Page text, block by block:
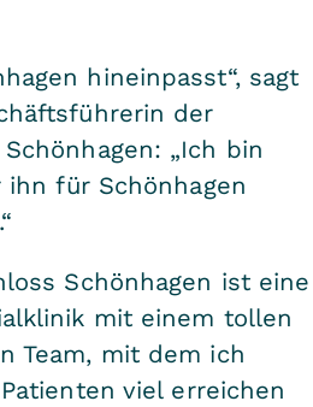
hineinpasst“, sagt
der
„Ich bin
für Schönhagen
Schönhagen ist eine
mit einem tollen
Team, mit dem ich
viel erreichen